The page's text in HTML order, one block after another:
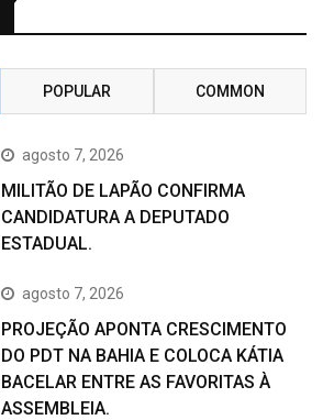
POPULAR COMMON
agosto 7, 2026
MILITÃO DE LAPÃO CONFIRMA
CANDIDATURA A DEPUTADO
ESTADUAL.
agosto 7, 2026
PROJEÇÃO APONTA CRESCIMENTO
DO PDT NA BAHIA E COLOCA KÁTIA
BACELAR ENTRE AS FAVORITAS À
ASSEMBLEIA.